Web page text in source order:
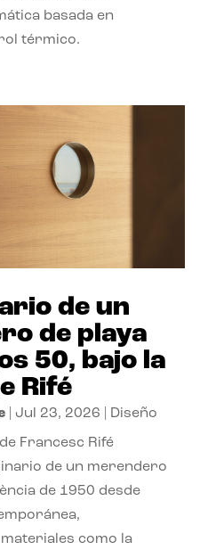
basada en
térmico.
de un
de playa
50, bajo la
Rifé
| Jul 23, 2026 Diseño
Francesc Rifé
de un merendero
de 1950 desde
como la